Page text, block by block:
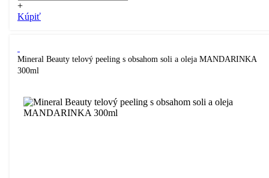
+
Kúpiť
Mineral Beauty telový peeling s obsahom soli a oleja MANDARINKA
300ml